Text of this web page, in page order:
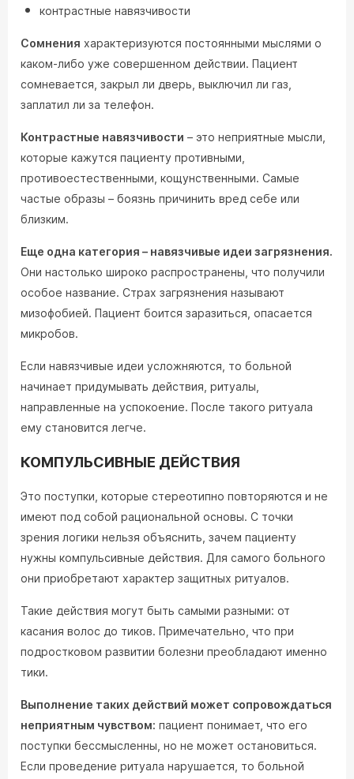
контрастные навязчивости
Сомнения характеризуются постоянными мыслями о
каком-либо уже совершенном действии. Пациент
сомневается, закрыл ли дверь, выключил ли газ,
заплатил ли за телефон.
Контрастные навязчивости – это неприятные мысли,
которые кажутся пациенту противными,
противоестественными, кощунственными. Самые
частые образы – боязнь причинить вред себе или
близким.
Еще одна категория – навязчивые идеи загрязнения.
Они настолько широко распространены, что получили
особое название. Страх загрязнения называют
мизофобией. Пациент боится заразиться, опасается
микробов.
Если навязчивые идеи усложняются, то больной
начинает придумывать действия, ритуалы,
направленные на успокоение. После такого ритуала
ему становится легче.
КОМПУЛЬСИВНЫЕ ДЕЙСТВИЯ
Это поступки, которые стереотипно повторяются и не
имеют под собой рациональной основы. С точки
зрения логики нельзя объяснить, зачем пациенту
нужны компульсивные действия. Для самого больного
они приобретают характер защитных ритуалов.
Такие действия могут быть самыми разными: от
касания волос до тиков. Примечательно, что при
подростковом развитии болезни преобладают именно
тики.
Выполнение таких действий может сопровождаться
неприятным чувством: пациент понимает, что его
поступки бессмысленны, но не может остановиться.
Если проведение ритуала нарушается, то больной